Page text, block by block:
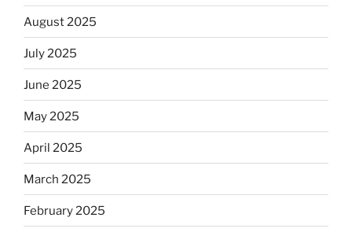
August 2025
July 2025
June 2025
May 2025
April 2025
March 2025
February 2025